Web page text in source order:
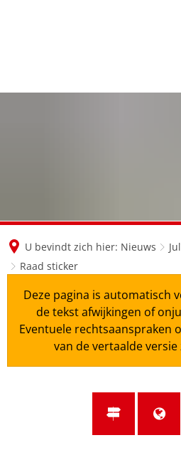
U bevindt zich hier: Nieuws
Raad sticker
Deze pagina is automatisch
de tekst afwijkingen of
Eventuele rechtsaanspraken
van de vertaalde